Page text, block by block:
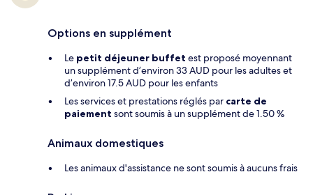
Options en supplément
Le petit déjeuner buffet est proposé moyennant
un supplément d’environ 33 AUD pour les adultes et
d’environ 17.5 AUD pour les enfants
Les services et prestations réglés par carte de
paiement sont soumis à un supplément de 1.50 %
Animaux domestiques
Les animaux d'assistance ne sont soumis à aucuns frais